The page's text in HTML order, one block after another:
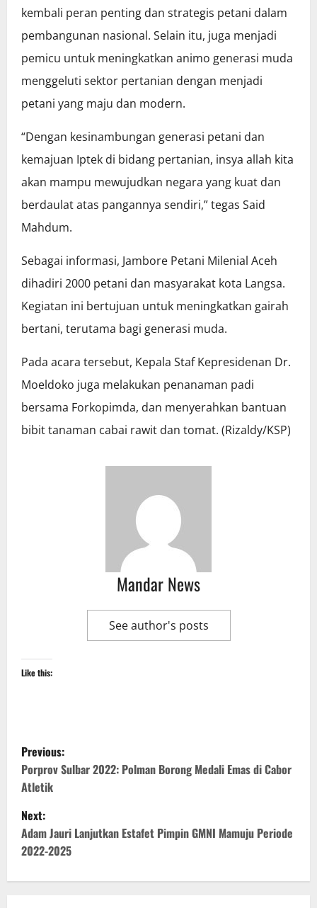
kembali peran penting dan strategis petani dalam
pembangunan nasional. Selain itu, juga menjadi
pemicu untuk meningkatkan animo generasi muda
menggeluti sektor pertanian dengan menjadi
petani yang maju dan modern.
“Dengan kesinambungan generasi petani dan
kemajuan Iptek di bidang pertanian, insya allah kita
akan mampu mewujudkan negara yang kuat dan
berdaulat atas pangannya sendiri,” tegas Said
Mahdum.
Sebagai informasi, Jambore Petani Milenial Aceh
dihadiri 2000 petani dan masyarakat kota Langsa.
Kegiatan ini bertujuan untuk meningkatkan gairah
bertani, terutama bagi generasi muda.
Pada acara tersebut, Kepala Staf Kepresidenan Dr.
Moeldoko juga melakukan penanaman padi
bersama Forkopimda, dan menyerahkan bantuan
bibit tanaman cabai rawit dan tomat. (Rizaldy/KSP)
Mandar News
See author's posts
Like this:
P
o
s
t
n
Previous:
Porprov Sulbar 2022: Polman Borong Medali Emas di Cabor
Atletik
Next:
Adam Jauri Lanjutkan Estafet Pimpin GMNI Mamuju Periode
2022-2025